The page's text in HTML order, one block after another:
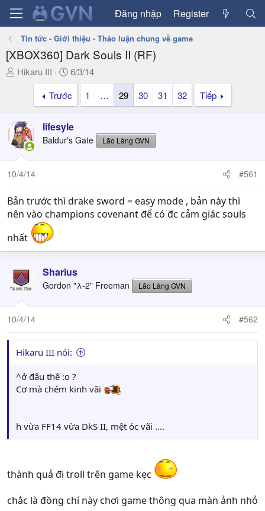
Đăng nhập Register
Tin tức - Giới thiệu - Thảo luận chung về game
[XBOX360] Dark Souls II (RF)
T
a
d
s
t
a
t
e
r
Hikaru III
N
g
à
y
ử
i
6/3/14
Trước
1 … 29 30 31 32 Tiếp
lifesyle
Baldur's Gate Lão Làng GVN
10/4/14 #561
Bản trước thì drake sword = easy mode , bản này thì
nên vào champions covenant để có đc cảm giác souls
nhất
Sharius
Gordon "λ-2" Freeman Lão Làng GVN
10/4/14 #562
Hikaru III nói:
^ở đâu thê :o ?
Cơ mà chém kinh vãi
h vừa FF14 vừa DkS II, mệt óc vãi ....
thành quả đi troll trên game kẹc
chắc là đồng chí này chơi game thông qua màn ảnh nhỏ